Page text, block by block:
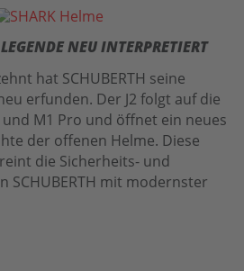
NEU INTERPRETIERT
hat SCHUBERTH seine
erfunden. Der J2 folgt auf die
und M1 Pro und öffnet ein neues
der offenen Helme. Diese
die Sicherheits- und
SCHUBERTH mit modernster